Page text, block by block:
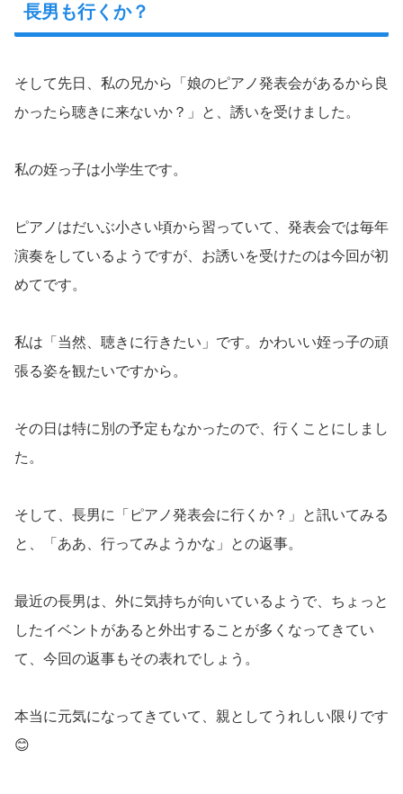
長男も行くか？
そして先日、私の兄から「娘のピアノ発表会があるから良
かったら聴きに来ないか？」と、誘いを受けました。
私の姪っ子は小学生です。
ピアノはだいぶ小さい頃から習っていて、発表会では毎年
演奏をしているようですが、お誘いを受けたのは今回が初
めてです。
私は「当然、聴きに行きたい」です。かわいい姪っ子の頑
張る姿を観たいですから。
その日は特に別の予定もなかったので、行くことにしまし
た。
そして、長男に「ピアノ発表会に行くか？」と訊いてみる
と、「ああ、行ってみようかな」との返事。
最近の長男は、外に気持ちが向いているようで、ちょっと
したイベントがあると外出することが多くなってきてい
て、今回の返事もその表れでしょう。
本当に元気になってきていて、親としてうれしい限りです
😊